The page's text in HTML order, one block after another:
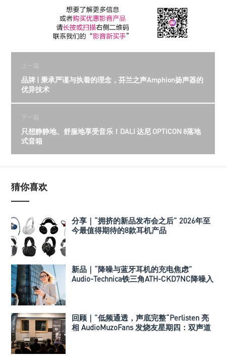
上一篇
品牌 | 秉承严谨与执着的理念，芬兰之声Amphion扬声器的
优异技术
下一篇
只想静静地、舒服地享受音乐！DALI 达尼 OPTICON 8落地
式音箱
猜你喜欢
分享｜“拥挤的新品发布会之后” 2026年至
今最值得期待的8款耳机产品
新品｜“降噪与蓝牙耳机的充电焦虑”
Audio-Technica铁三角ATH-CKD7NC降噪入
回顾｜”低频通透，声底完整“Perlisten 亮
相 AudioMuzoFans 发烧友星期四：双声道